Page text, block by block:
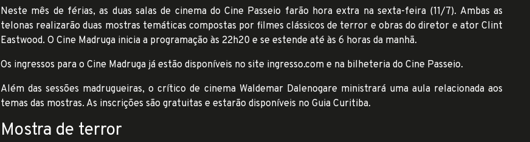
Neste mês de férias, as duas salas de cinema do Cine Passeio farão hora extra na sexta-feira (11/7). Ambas as
telonas realizarão duas mostras temáticas compostas por filmes clássicos de terror e obras do diretor e ator Clint
Eastwood. O Cine Madruga inicia a programação às 22h20 e se estende até às 6 horas da manhã.
Os ingressos para o Cine Madruga já estão disponíveis no site ingresso.com e na bilheteria do Cine Passeio.
Além das sessões madrugueiras, o crítico de cinema Waldemar Dalenogare ministrará uma aula relacionada aos
temas das mostras. As inscrições são gratuitas e estarão disponíveis no Guia Curitiba.
Mostra de terror